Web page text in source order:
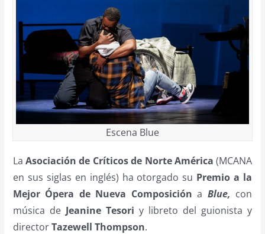
Escena Blue
LaAsociación de Críticos de Norte América (MCANA
en sus siglas en inglés) ha otorgado su Premio a la
Mejor Ópera de Nueva Composición a Blue, con
música de Jeanine Tesori y libreto del guionista y
directorTazewell Thompson.